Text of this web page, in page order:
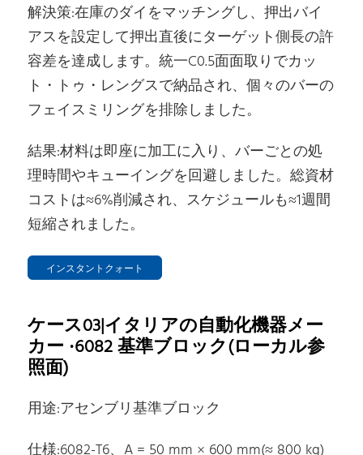
解決策:在庫のダイをマッチングし、押出バイ
アスを設定して押出直後にターゲット側長の許
容差を達成します。統一C0.5面面取りでカッ
ト・トゥ・レングスで納品され、個々のバーの
フェイスミリングを排除しました。
結果:材料は即座に加工に入り、バーごとの処
理時間やキューイングを回避しました。総資材
コストは≈6%削減され、スケジュールも≈1週間
短縮されました。
インスタントクォート
ケース03|イタリアの自動化機器メー
カー ·6082 基準ブロック(ローカル参
照面)
用途:アセンブリ基準ブロック